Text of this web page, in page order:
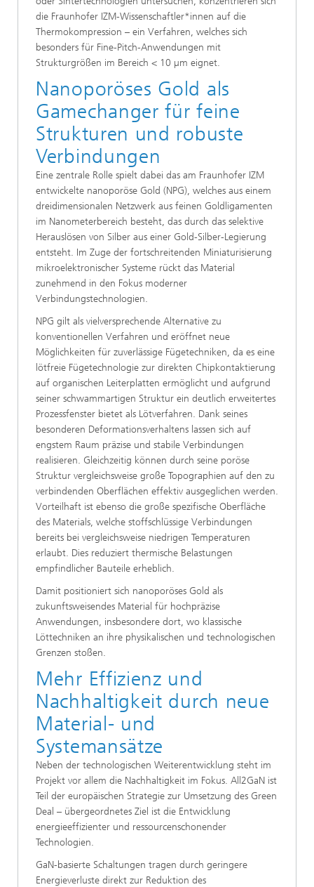
die Fraunhofer IZM-Wissenschaftler*innen auf die
Thermokompression – ein Verfahren, welches sich
besonders für Fine-Pitch-Anwendungen mit
Strukturgrößen im Bereich < 10 µm eignet.
Nanoporöses Gold als
Gamechanger für feine
Strukturen und robuste
Verbindungen
Eine zentrale Rolle spielt dabei das am Fraunhofer IZM
entwickelte nanoporöse Gold (NPG), welches aus einem
dreidimensionalen Netzwerk aus feinen Goldligamenten
im Nanometerbereich besteht, das durch das selektive
Herauslösen von Silber aus einer Gold-Silber-Legierung
entsteht. Im Zuge der fortschreitenden Miniaturisierung
mikroelektronischer Systeme rückt das Material
zunehmend in den Fokus moderner
Verbindungstechnologien.
NPG gilt als vielversprechende Alternative zu
konventionellen Verfahren und eröffnet neue
Möglichkeiten für zuverlässige Fügetechniken, da es eine
lötfreie Fügetechnologie zur direkten Chipkontaktierung
auf organischen Leiterplatten ermöglicht und aufgrund
seiner schwammartigen Struktur ein deutlich erweitertes
Prozessfenster bietet als Lötverfahren. Dank seines
besonderen Deformationsverhaltens lassen sich auf
engstem Raum präzise und stabile Verbindungen
realisieren. Gleichzeitig können durch seine poröse
Struktur vergleichsweise große Topographien auf den zu
verbindenden Oberflächen effektiv ausgeglichen werden.
Vorteilhaft ist ebenso die große spezifische Oberfläche
des Materials, welche stoffschlüssige Verbindungen
bereits bei vergleichsweise niedrigen Temperaturen
erlaubt. Dies reduziert thermische Belastungen
empfindlicher Bauteile erheblich.
Damit positioniert sich nanoporöses Gold als
zukunftsweisendes Material für hochpräzise
Anwendungen, insbesondere dort, wo klassische
Löttechniken an ihre physikalischen und technologischen
Grenzen stoßen.
Mehr Effizienz und
Nachhaltigkeit durch neue
Material- und
Systemansätze
Neben der technologischen Weiterentwicklung steht im
Projekt vor allem die Nachhaltigkeit im Fokus. All2GaN ist
Teil der europäischen Strategie zur Umsetzung des Green
Deal – übergeordnetes Ziel ist die Entwicklung
energieeffizienter und ressourcenschonender
Technologien.
GaN-basierte Schaltungen tragen durch geringere
Energieverluste direkt zur Reduktion des